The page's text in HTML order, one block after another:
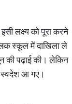
लक्ष्य को पूरा करने
स्कूल में दाखिला ले
की पढ़ाई की। लेकिन
स्वदेश आ गए।